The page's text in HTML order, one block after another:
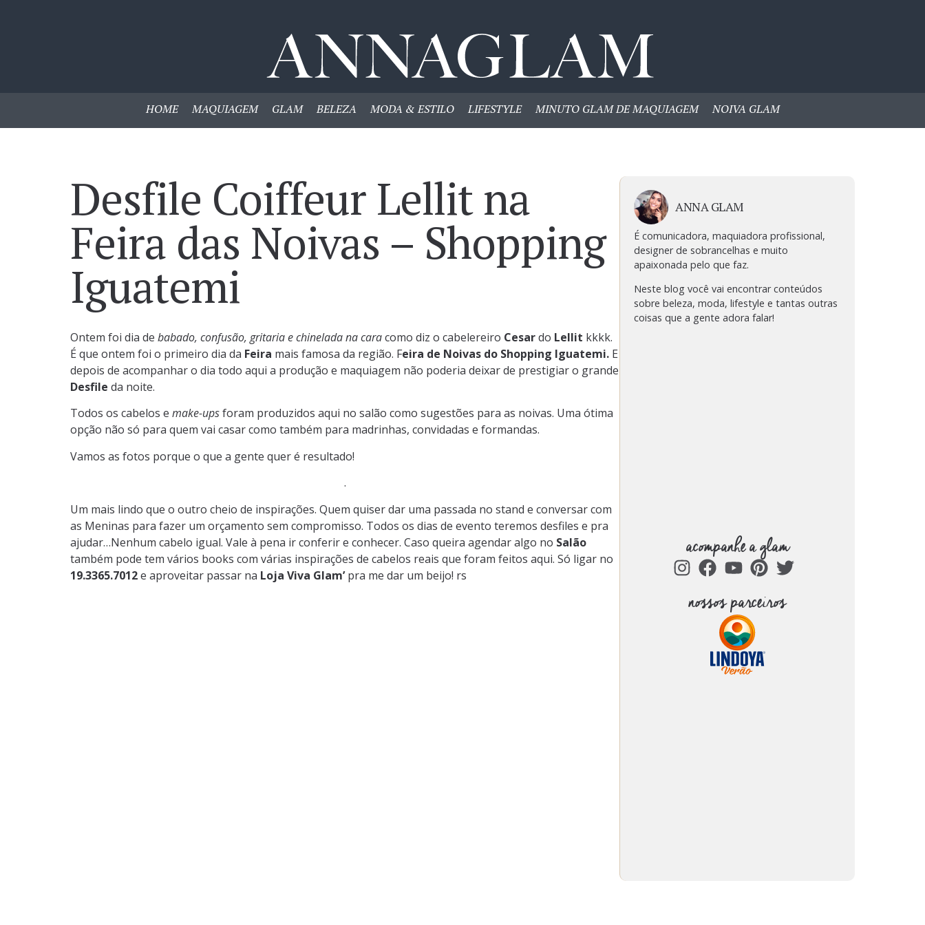
HOME MAQUIAGEM GLAM BELEZA MODA & ESTILO LIFESTYLE MINUTO GLAM DE MAQUIAGEM NOIVA GLAM
Desfile Coiffeur Lellit na
Feira das Noivas – Shopping
Iguatemi
Ontem foi dia de babado, confusão, gritaria e chinelada na caracomo diz o cabelereiro Cesardo Lellit kkkk.
É que ontem foi o primeiro dia da Feira mais famosa da região. Feira de Noivas do Shopping Iguatemi. E
depois de acompanhar o dia todo aqui a produção e maquiagem não poderia deixar de prestigiar o grande
Desfile da noite.
Todos os cabelos e make-upsforam produzidos aqui no salão como sugestões para as noivas. Uma ótima
opção não só para quem vai casar como também para madrinhas, convidadas e formandas.
Vamos as fotos porque o que a gente quer é resultado!
.
Um mais lindo que o outro cheio de inspirações. Quem quiser dar uma passada no stand e conversar com
as Meninas para fazer um orçamento sem compromisso. Todos os dias de evento teremos desfiles e pra
ajudar…Nenhum cabelo igual. Vale à pena ir conferir e conhecer. Caso queira agendar algo no Salão
também pode tem vários books com várias inspirações de cabelos reais que foram feitos aqui. Só ligar no
19.3365.7012e aproveitar passar na Loja Viva Glam’pra me dar um beijo! rs
ANNA GLAM
É comunicadora, maquiadora profissional,
designer de sobrancelhas e muito
apaixonada pelo que faz.
Neste blog você vai encontrar conteúdos
sobre beleza, moda, lifestyle e tantas outras
coisas que a gente adora falar!
acompanhe a glam
nossos parceiros